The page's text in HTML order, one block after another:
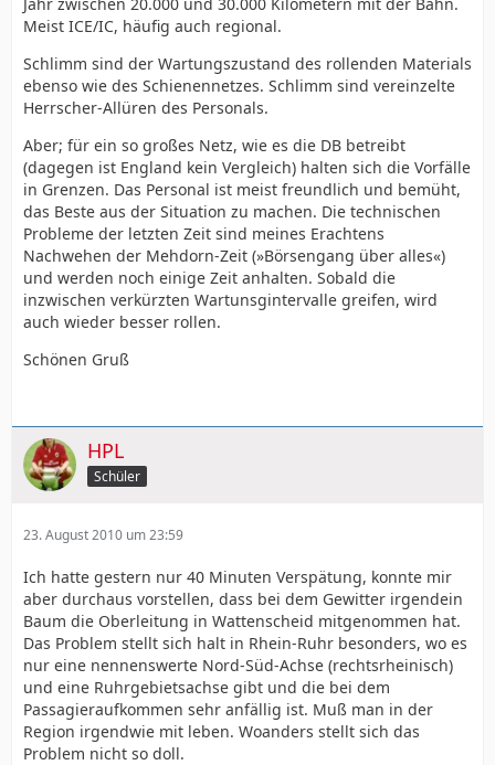
Meist ICE/IC, häufig auch regional.
Schlimm sind der Wartungszustand des rollenden Materials
ebenso wie des Schienennetzes. Schlimm sind vereinzelte
Herrscher-Allüren des Personals.
Aber; für ein so großes Netz, wie es die DB betreibt
(dagegen ist England kein Vergleich) halten sich die Vorfälle
in Grenzen. Das Personal ist meist freundlich und bemüht,
das Beste aus der Situation zu machen. Die technischen
Probleme der letzten Zeit sind meines Erachtens
Nachwehen der Mehdorn-Zeit (»Börsengang über alles«)
und werden noch einige Zeit anhalten. Sobald die
inzwischen verkürzten Wartunsgintervalle greifen, wird
auch wieder besser rollen.
Schönen Gruß
HPL
Schüler
23. August 2010 um 23:59
Ich hatte gestern nur 40 Minuten Verspätung, konnte mir
aber durchaus vorstellen, dass bei dem Gewitter irgendein
Baum die Oberleitung in Wattenscheid mitgenommen hat.
Das Problem stellt sich halt in Rhein-Ruhr besonders, wo es
nur eine nennenswerte Nord-Süd-Achse (rechtsrheinisch)
und eine Ruhrgebietsachse gibt und die bei dem
Passagieraufkommen sehr anfällig ist. Muß man in der
Region irgendwie mit leben. Woanders stellt sich das
Problem nicht so doll.